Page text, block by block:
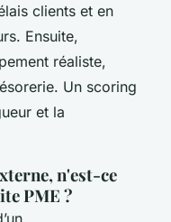
clients et en
Ensuite,
réaliste,
Un scoring
et la
n'est-ce
PME ?